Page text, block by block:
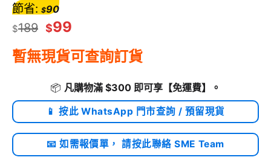
$189 $99
節省: $90
暫無現貨可查詢訂貨
📦 凡購物滿 $300 即可享 【免運費】 。
📱 按此 WhatsApp 門市查詢 / 預留現貨
📧 如需報價單， 請按此聯絡 SME Team